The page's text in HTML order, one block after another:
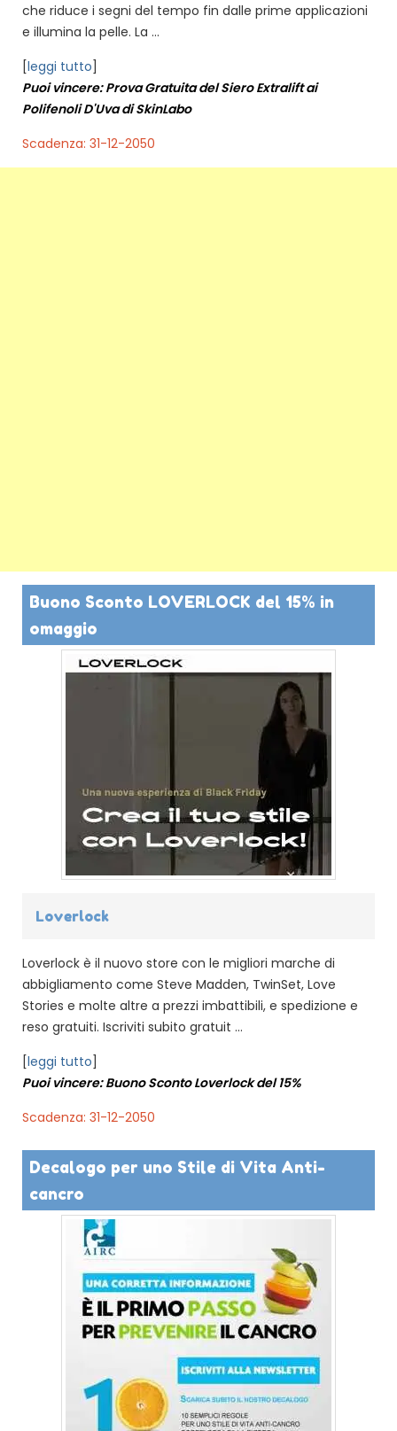
che riduce i segni del tempo fin dalle prime applicazioni
e illumina la pelle. La ...
[leggi tutto]
Puoi vincere: Prova Gratuita del Siero Extralift ai
Polifenoli D'Uva di SkinLabo
Scadenza: 31-12-2050
Buono Sconto LOVERLOCK del 15% in
omaggio
Loverlock
Loverlock è il nuovo store con le migliori marche di
abbigliamento come Steve Madden, TwinSet, Love
Stories e molte altre a prezzi imbattibili, e spedizione e
reso gratuiti. Iscriviti subito gratuit ...
[leggi tutto]
Puoi vincere: Buono Sconto Loverlock del 15%
Scadenza: 31-12-2050
Decalogo per uno Stile di Vita Anti-
cancro